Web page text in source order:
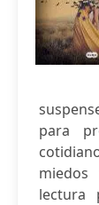
para
miedos
lectura